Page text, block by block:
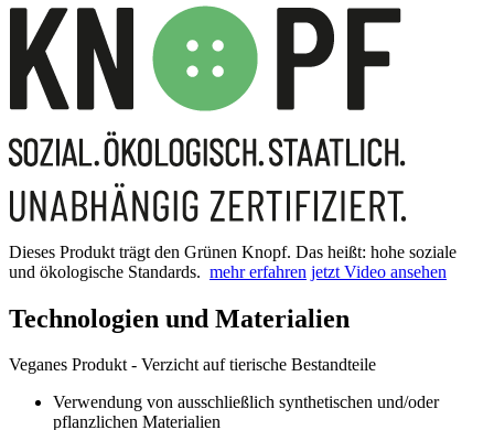
Dieses Produkt trägt den Grünen Knopf. Das heißt: hohe soziale
und ökologische Standards. mehr erfahren jetzt Video ansehen
Technologien und Materialien
Veganes Produkt - Verzicht auf tierische Bestandteile
Verwendung von ausschließlich synthetischen und/oder
pflanzlichen Materialien